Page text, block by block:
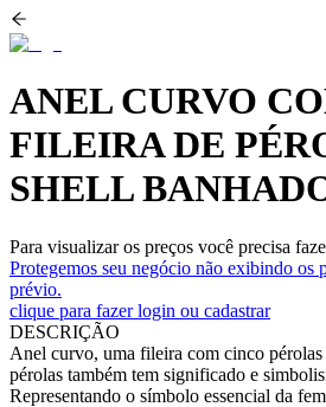
ANEL CURVO
FILEIRA DE
SHELL
Para visualizar os preços você precisa
Protegemos seu negócio não exibindo os
prévio.
clique para fazer login ou cadastrar
DESCRIÇÃO
Anel curvo, uma fileira com cinco
pérolas também tem significado e
Representando o símbolo essencial da